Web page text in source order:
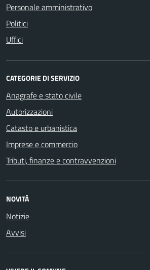
Personale amministrativo
Politici
Uffici
CATEGORIE DI SERVIZIO
Anagrafe e stato civile
Autorizzazioni
Catasto e urbanistica
Imprese e commercio
Tributi, finanze e contravvenzioni
NOVITÀ
Notizie
Avvisi